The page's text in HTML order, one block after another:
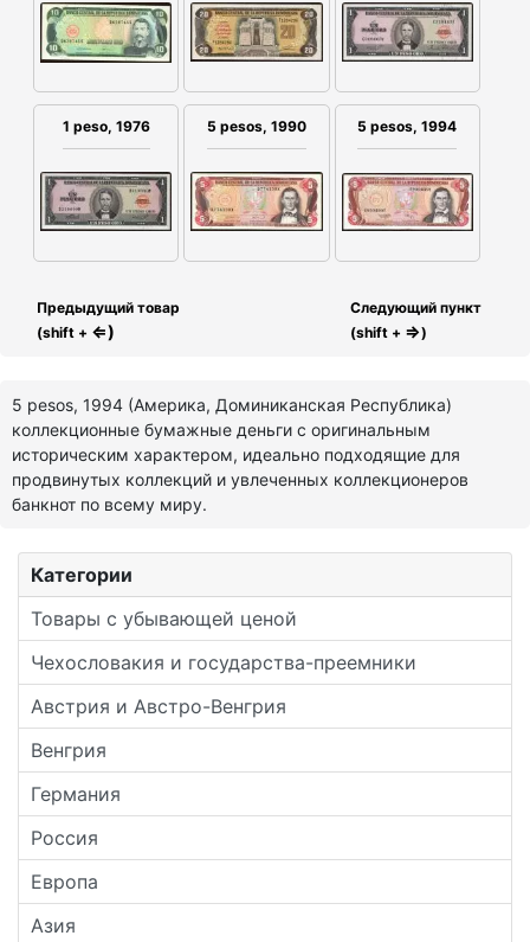
Категории
Товары с убывающей ценой
Чехословакия и государства-преемники
Австрия и Австро-Венгрия
Венгрия
Германия
Россия
Европа
Азия
1 peso, 1976 5 pesos, 1990 5 pesos, 1994
Предыдущий товар
(shift + ⇐)
Следующий пункт
(shift + ⇒)
5 pesos, 1994 (Америка, Доминиканская Республика)
коллекционные бумажные деньги с оригинальным
историческим характером, идеально подходящие для
продвинутых коллекций и увлеченных коллекционеров
банкнот по всему миру.